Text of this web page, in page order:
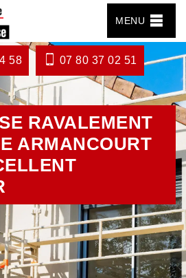
MENU
58 07 80 37 02 51
RAVALEMENT
ARMANCOURT